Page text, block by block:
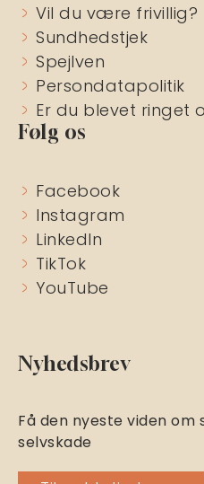
Vil du være frivillig?
Sundhedstjek
Spejlven
Persondatapolitik
Er du blevet ringet
Følg os
Facebook
Instagram
LinkedIn
TikTok
YouTube
Nyhedsbrev
Få den nyeste viden
selvskade